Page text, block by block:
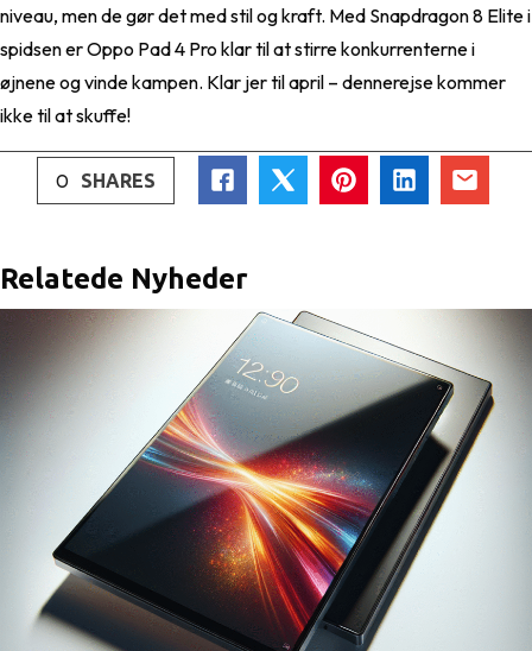
niveau, men de gør det med stil og kraft. Med Snapdragon 8 Elite i
spidsen er Oppo Pad 4 Pro klar til at stirre konkurrenterne i
øjnene og vinde kampen. Klar jer til april – dennerejse kommer
ikke til at skuffe!
0 SHARES
Relatede Nyheder